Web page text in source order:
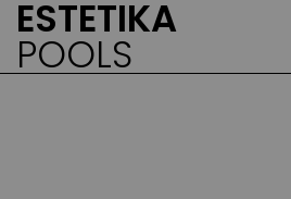
ESTETIKA
POOLS